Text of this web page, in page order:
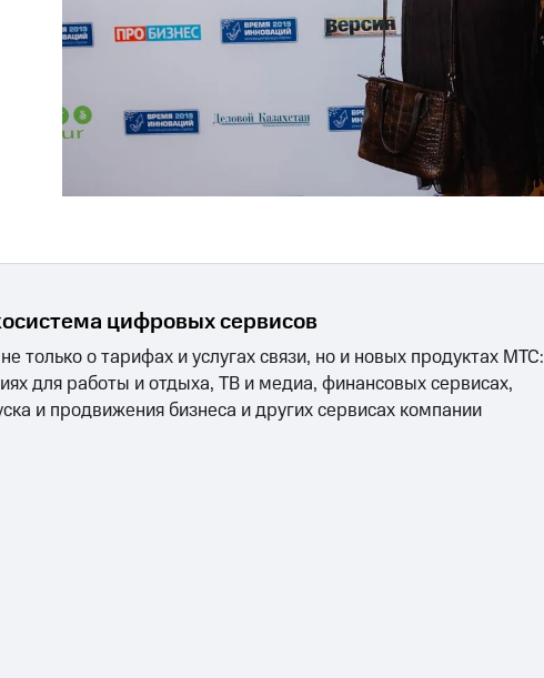
цифровых сервисов
только о тарифах и услугах связи, но и новых продуктах МТС:
для работы и отдыха, ТВ и медиа, финансовых сервисах,
и продвижения бизнеса и других сервисах компании